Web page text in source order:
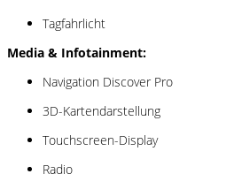
Tagfahrlicht
Media & Infotainment:
Navigation Discover Pro
3D-Kartendarstellung
Touchscreen-Display
Radio